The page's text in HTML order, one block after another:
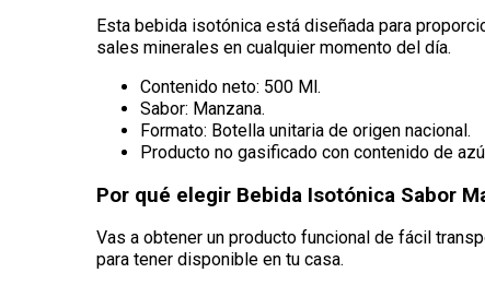
Esta bebida isotónica está diseñada para
sales minerales en cualquier momento del día.
Contenido neto: 500 Ml.
Sabor: Manzana.
Formato: Botella unitaria de origen nacional.
Producto no gasificado con contenido de
Por qué elegir Bebida Isotónica Sabor
Vas a obtener un producto funcional de fácil
para tener disponible en tu casa.